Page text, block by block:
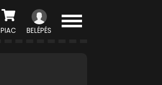
PIAC BELÉPÉS